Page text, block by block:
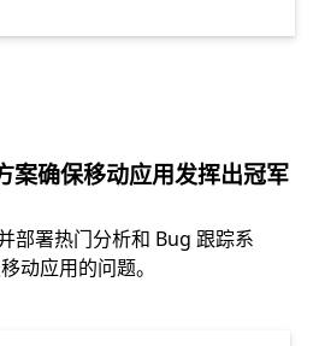
案确保移动应用发挥出冠军
部署热门分析和 Bug 跟踪系
动应用的问题。